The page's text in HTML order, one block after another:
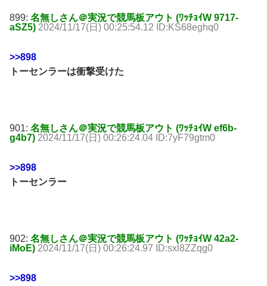
899: 名無しさん＠実況で競馬板アウト (ﾜｯﾁｮｲW 9717-
aSZ5) 2024/11/17(日) 00:25:54.12 ID:KS68eghq0
>>898
トーセンラーは衝撃受けた
901: 名無しさん＠実況で競馬板アウト (ﾜｯﾁｮｲW ef6b-
g4b7) 2024/11/17(日) 00:26:24.04 ID:7yF79gtm0
>>898
トーセンラー
902: 名無しさん＠実況で競馬板アウト (ﾜｯﾁｮｲW 42a2-
iMoE) 2024/11/17(日) 00:26:24.97 ID:sxl8ZZqg0
>>898